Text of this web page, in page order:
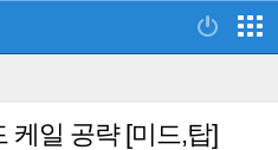
케일 공략 [미드,탑]